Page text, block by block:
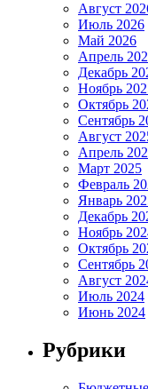
Август
Июль 2026
Май 2026
Апрель
Декабрь
Ноябрь
Октябрь
Сентябрь
Август
Апрель
Март 2025
Февраль
Январь
Декабрь
Ноябрь
Октябрь
Сентябрь
Август
Июль 2024
Июнь 2024
Рубрики